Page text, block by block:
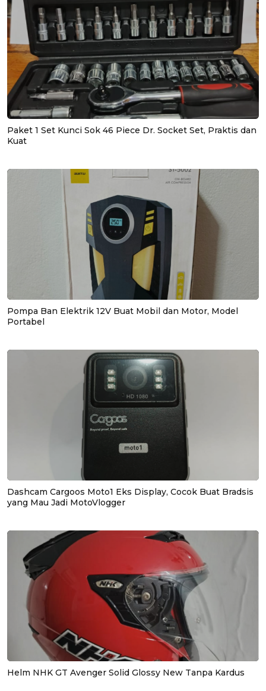
Paket 1 Set Kunci Sok 46 Piece Dr. Socket Set, Praktis dan
Kuat
Pompa Ban Elektrik 12V Buat Mobil dan Motor, Model
Portabel
Dashcam Cargoos Moto1 Eks Display, Cocok Buat Bradsis
yang Mau Jadi MotoVlogger
Helm NHK GT Avenger Solid Glossy New Tanpa Kardus